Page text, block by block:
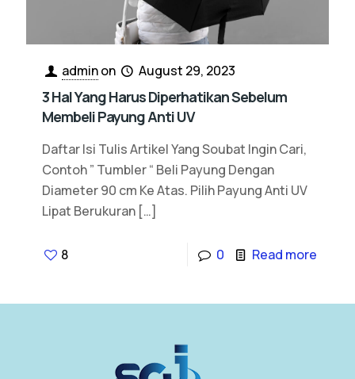
adminon August 29, 2023
3 Hal Yang Harus Diperhatikan Sebelum
Membeli Payung Anti UV
Daftar Isi Tulis Artikel Yang Soubat Ingin Cari,
Contoh ” Tumbler “ Beli Payung Dengan
Diameter 90 cm Ke Atas. Pilih Payung Anti UV
Lipat Berukuran […]
8 0 Read more